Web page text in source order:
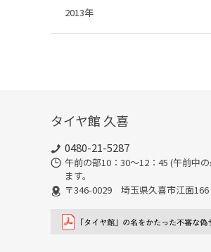
2013年
タイヤ館 久喜
0480-21-5287
午前の部10：30～12：45 (午前中
ます。
〒346-0029 埼玉県久喜市江面166